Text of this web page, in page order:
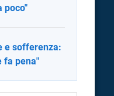
poco"
e sofferenza:
fa pena"